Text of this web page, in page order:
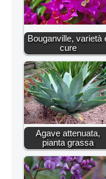
Bouganville, varietà
cure
Agave attenuata,
pianta grassa